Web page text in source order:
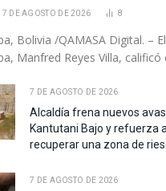
7 DE AGOSTO DE 2026 8
Bolivia /QAMASA Digital. –
Manfred Reyes Villa,
7 DE AGOSTO DE 2026
Alcaldía frena nuevos
Kantutani Bajo y refuerza
recuperar una zona de
7 DE AGOSTO DE 2026